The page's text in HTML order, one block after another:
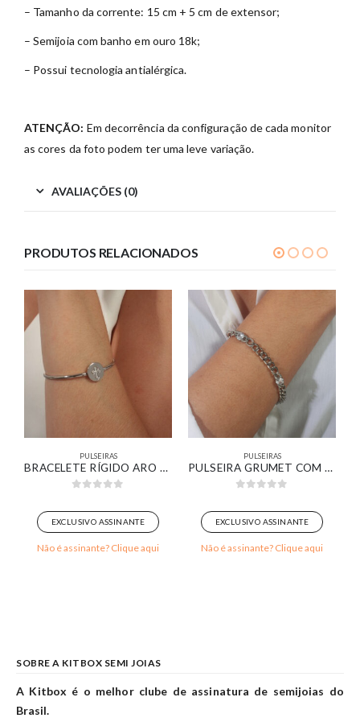
– Tamanho da corrente: 15 cm + 5 cm de extensor;
– Semijoia com banho em ouro 18k;
– Possui tecnologia antialérgica.
ATENÇÃO: Em decorrência da configuração de cada monitor
as cores da foto podem ter uma leve variação.
AVALIAÇÕES (0)
PRODUTOS RELACIONADOS
PULSEIRAS
BRACELETE RÍGIDO ARO COM ENCAIXE DE CRUZ CRAVEJADA BANHADO EM OURO BRANCO
EXCLUSIVO ASSINANTE
Não é assinante? Clique aqui
PULSEIRAS
PULSEIRA GRUMET COM DETALHES DE ZIRCÔNIAS CRISTAIS BANHADO EM OURO BRANCO
EXCLUSIVO ASSINANTE
Não é assinante? Clique aqui
SOBRE A KITBOX SEMI JOIAS
A Kitbox é o melhor clube de assinatura de semijoias do
Brasil.